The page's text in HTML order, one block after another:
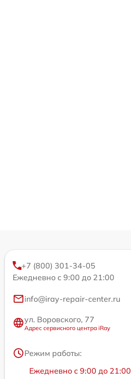
+7 (800) 301-34-05
Ежедневно с 9:00 до 21:00
info@iray-repair-center.ru
ул. Воровского, 77
Адрес сервисного центра iRay
Режим работы:
Ежедневно с 9:00 до 21:00